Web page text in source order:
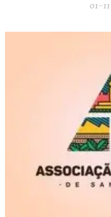
01-